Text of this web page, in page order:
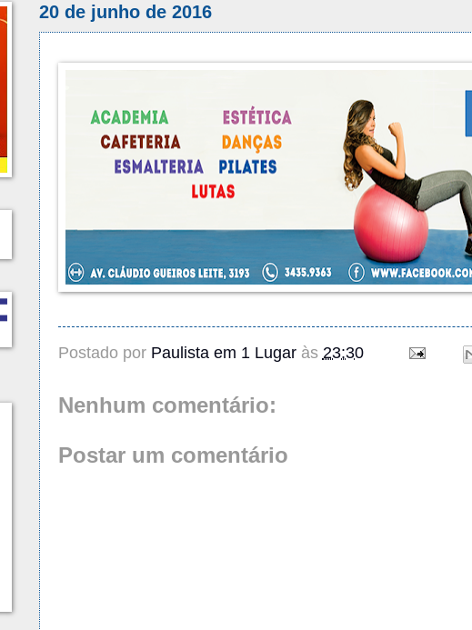
20 de junho de 2016
Postado por Paulista em 1 Lugar às 23:30
Nenhum comentário:
Postar um comentário